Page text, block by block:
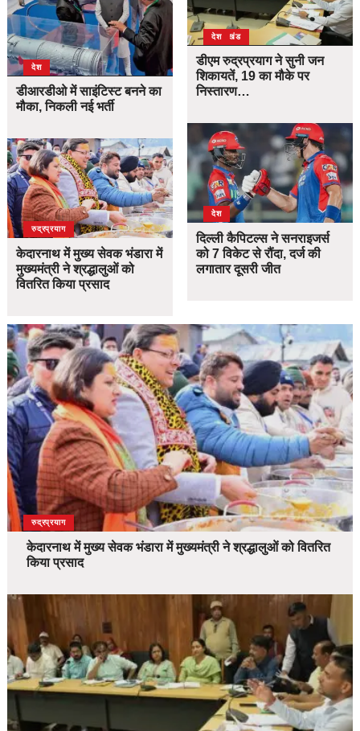
देश
डीआरडीओ में साइंटिस्ट बनने का
मौका, निकली नई भर्ती
उत्तराखंड
देश
रुद्रप्रयाग
केदारनाथ में मुख्य सेवक भंडारा में
मुख्यमंत्री ने श्रद्धालुओं को
वितरित किया प्रसाद
उत्तराखंड
देश
डीएम रुद्रप्रयाग ने सुनी जन
शिकायतें, 19 का मौके पर
निस्तारण…
देश
दिल्ली कैपिटल्स ने सनराइजर्स
को 7 विकेट से रौंदा, दर्ज की
लगातार दूसरी जीत
उत्तराखंड
देश
रुद्रप्रयाग
केदारनाथ में मुख्य सेवक भंडारा में मुख्यमंत्री ने श्रद्धालुओं को वितरित
किया प्रसाद